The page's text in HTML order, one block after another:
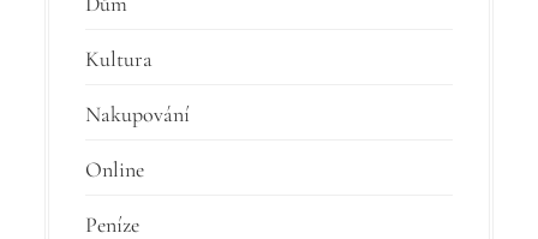
Kultura
Nakupování
Online
Peníze